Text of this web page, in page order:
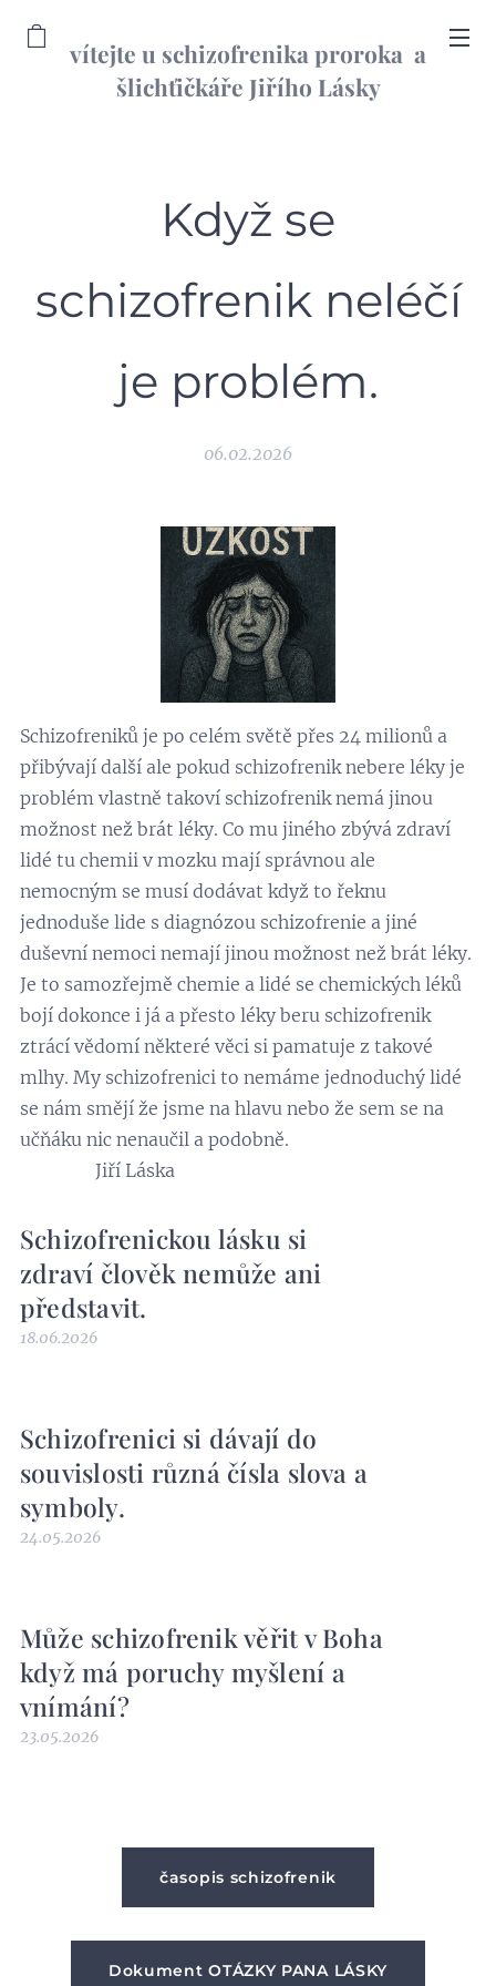
vítejte u schizofrenika proroka a
šlichťičkáře Jiřího Lásky
Když se
schizofrenik neléčí
je problém.
06.02.2026
Schizofreniků je po celém světě přes 24 milionů a
přibývají další ale pokud schizofrenik nebere léky je
problém vlastně takoví schizofrenik nemá jinou
možnost než brát léky. Co mu jiného zbývá zdraví
lidé tu chemii v mozku mají správnou ale
nemocným se musí dodávat když to řeknu
jednoduše lide s diagnózou schizofrenie a jiné
duševní nemoci nemají jinou možnost než brát léky.
Je to samozřejmě chemie a lidé se chemických léků
bojí dokonce i já a přesto léky beru schizofrenik
ztrácí vědomí některé věci si pamatuje z takové
mlhy. My schizofrenici to nemáme jednoduchý lidé
se nám smějí že jsme na hlavu nebo že sem se na
učňáku nic nenaučil a podobně.
Jiří Láska
Schizofrenickou lásku si
zdraví člověk nemůže ani
představit.
18.06.2026
Schizofrenici si dávají do
souvislosti různá čísla slova a
symboly.
24.05.2026
Může schizofrenik věřit v Boha
když má poruchy myšlení a
vnímání?
23.05.2026
časopis schizofrenik
Dokument OTÁZKY PANA LÁSKY